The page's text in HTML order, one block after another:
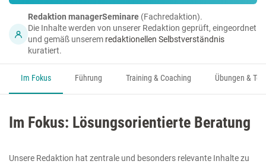
Redaktion managerSeminare (Fachredaktion).
Die Inhalte werden von unserer Redaktion geprüft, eingeordnet
und gemäß unserem redaktionellen Selbstverständnis
kuratiert.
Im Fokus Führung Training & Coaching Übungen &
Im Fokus: Lösungsorientierte Beratung
Unsere Redaktion hat zentrale und besonders relevante Inhalte zu